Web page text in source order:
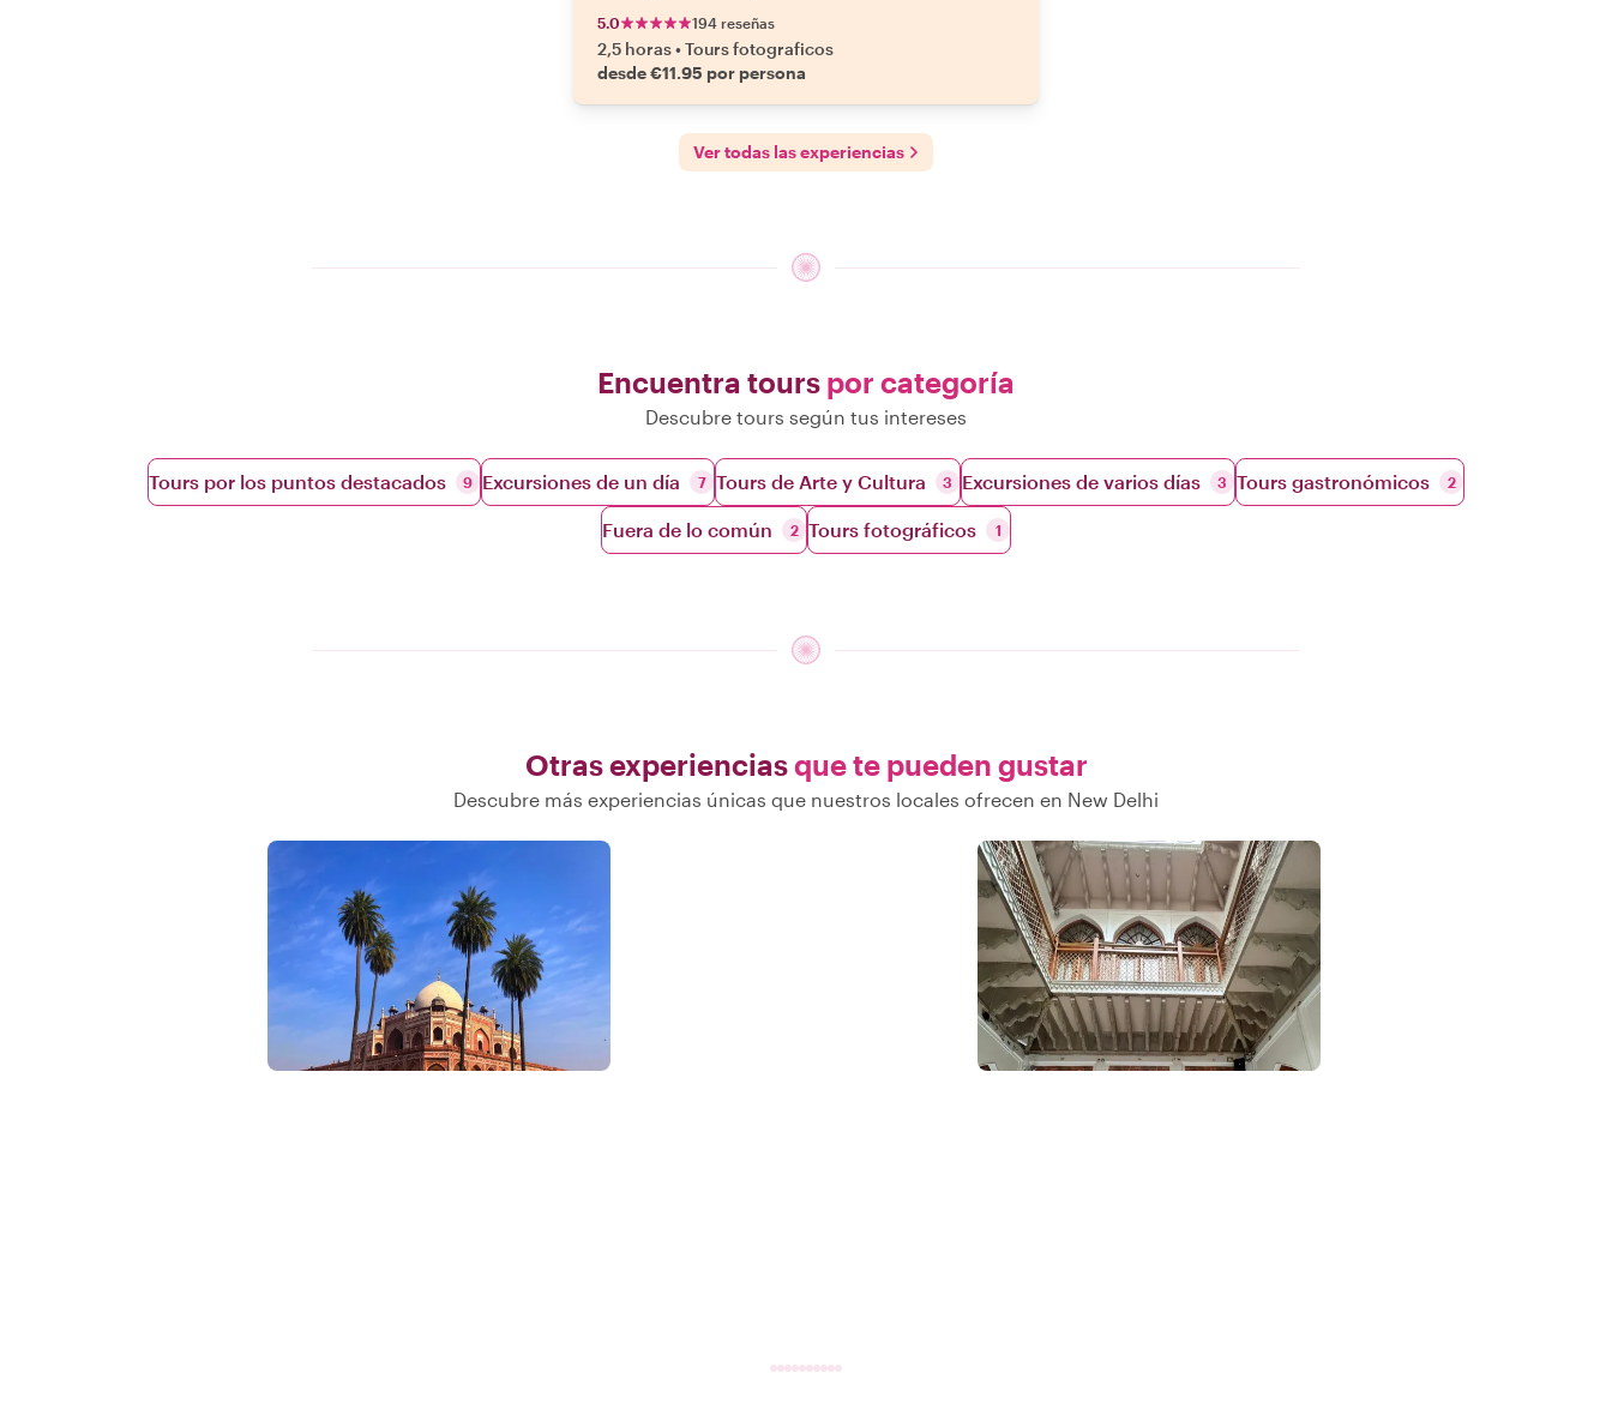
5.0 194 reseñas
2,5 horas•Tours fotograficos
desde €11.95 por persona
Ver todas las experiencias
Encuentra tours por categoría
Descubre tours según tus intereses
Tours por los puntos destacados 9 Excursiones de un día 7 Tours de Arte y Cultura 3 Excursiones de varios días 3 Tours gastronómicos 2
Fuera de lo común 2 Tours fotográficos 1
Otras experienciasque te pueden gustar
Descubre más experiencias únicas que nuestros locales ofrecen en New Delhi